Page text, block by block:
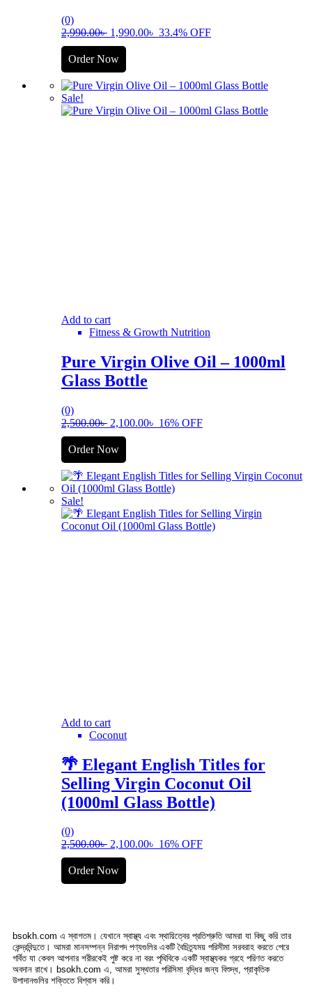
(0)
2,990.00৳ 1,990.00৳ 33.4% OFF
Order Now
Sale!
Add to cart
Fitness & Growth Nutrition
Pure Virgin Olive Oil – 1000ml
Glass Bottle
(0)
2,500.00৳ 2,100.00৳ 16% OFF
Order Now
Sale!
Add to cart
Coconut
🌴 Elegant English Titles for
Selling Virgin Coconut Oil
(1000ml Glass Bottle)
(0)
2,500.00৳ 2,100.00৳ 16% OFF
Order Now
bsokh.com এ স্বাগতম। যেখানে স্বাস্থ্য এবং স্থায়িত্বের প্রতিশ্রুতি আমরা যা কিছু করি তার
কেন্দ্রবিন্দুতে। আমরা মানসম্পন্ন নিরাপদ পণ্যগুলির একটি বৈচিত্র্যময় পরিসীমা সরবরাহ করতে পেরে
গর্বিত যা কেবল আপনার শরীরকেই পুষ্ট করে না বরং পৃথিবিকে একটি স্বাস্থ্যকর গ্রহে পরিণত করতে
অবদান রাখে। bsokh.com এ, আমরা সুস্থতার পরিসিমা বৃদ্ধির জন্য বিশুদ্ধ, প্রাকৃতিক
উপাদানগুলির শক্তিতে বিশ্বাস করি।